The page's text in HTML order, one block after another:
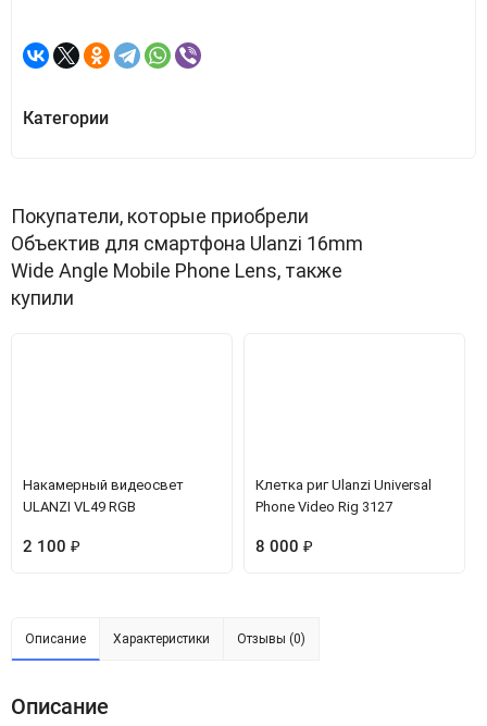
Категории
Покупатели, которые приобрели
Объектив для смартфона Ulanzi 16mm
Wide Angle Mobile Phone Lens, также
купили
Накамерный видеосвет
ULANZI VL49 RGB
2 100 ₽
Клетка риг Ulanzi Universal
Phone Video Rig 3127
8 000 ₽
Описание Характеристики Отзывы (0)
Описание